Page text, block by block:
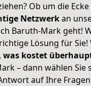
Ob um die
Netzwerkan
Baruth-Mark geht!
Lösung für
was kostet
– dann wählen
auf Ihre